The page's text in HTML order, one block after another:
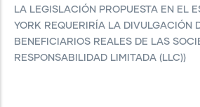
LA LEGISLACIÓN PROPUESTA EN EL
YORK REQUERIRÍA LA DIVULGACIÓN
BENEFICIARIOS REALES DE LAS
RESPONSABILIDAD LIMITADA (LLC))